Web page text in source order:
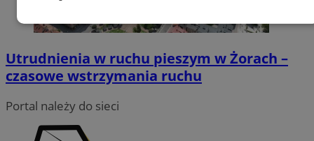
Utrudnienia w ruchu pieszym w Żorach –
czasowe wstrzymania ruchu
Portal należy do sieci
Niezbędne Wydajność Targetowanie
Funkcjonalność Niesklasyfikowane